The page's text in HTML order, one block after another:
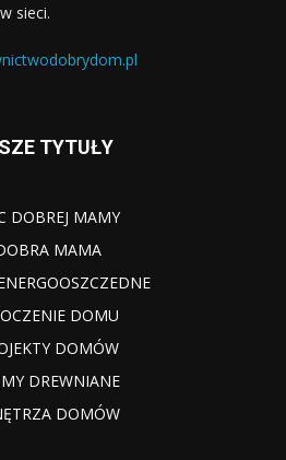
sieci.
TYTUŁY
DOBREJ MAMY
MAMA
DOMU
DOMÓW
DREWNIANE
DOMÓW